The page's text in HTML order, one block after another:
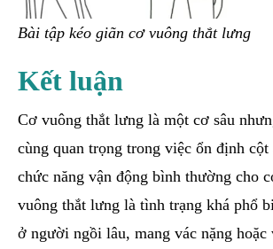
Bài tập kéo giãn cơ vuông thắt lưng
Kết luận
Cơ vuông thắt lưng là một cơ sâu
cùng quan trọng trong việc ổn định
chức năng vận động bình thường cho
vuông thắt lưng là tình trạng khá phổ
ở người ngồi lâu, mang vác nặng hoặc